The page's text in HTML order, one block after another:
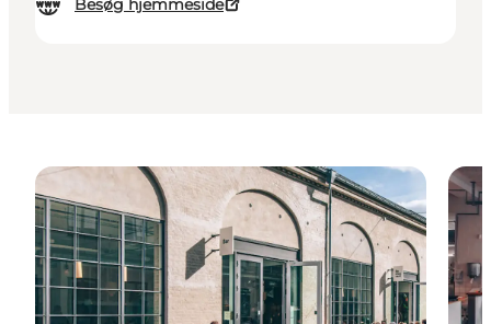
Besøg hjemmeside